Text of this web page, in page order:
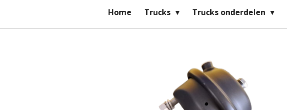
Home Trucks Trucks onderdelen